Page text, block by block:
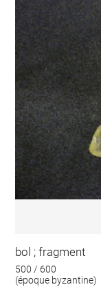
bol ; fragment
500 / 600
(époque byzantine)